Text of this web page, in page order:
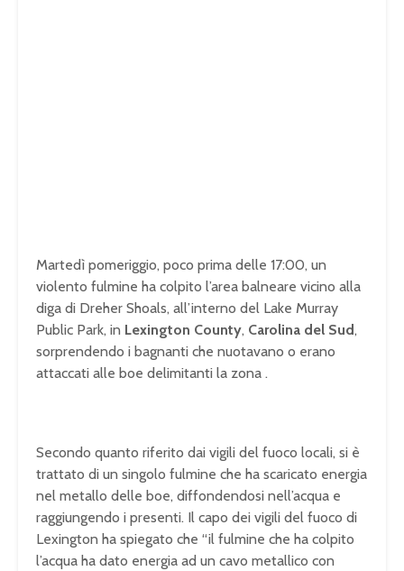
Martedì pomeriggio, poco prima delle 17:00, un
violento fulmine ha colpito l’area balneare vicino alla
diga di Dreher Shoals, all’interno del Lake Murray
Public Park, in Lexington County, Carolina del Sud,
sorprendendo i bagnanti che nuotavano o erano
attaccati alle boe delimitanti la zona .
Secondo quanto riferito dai vigili del fuoco locali, si è
trattato di un singolo fulmine che ha scaricato energia
nel metallo delle boe, diffondendosi nell’acqua e
raggiungendo i presenti. Il capo dei vigili del fuoco di
Lexington ha spiegato che “il fulmine che ha colpito
l’acqua ha dato energia ad un cavo metallico con